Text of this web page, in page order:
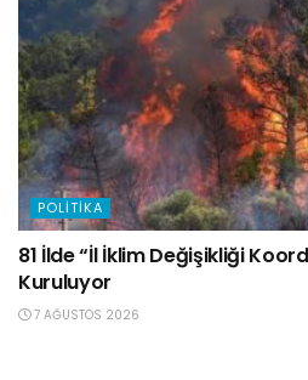
POLITIKA
81 İlde “İl İklim Değişikliği
Kuruluyor
7 AĞUSTOS 2026